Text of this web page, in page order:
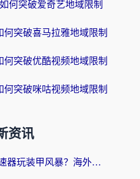
何突破爱奇艺地域限制
何突破喜马拉雅地域限制
何突破优酷视频地域限制
何突破咪咕视频地域限制
资讯
在美国用什么加速器玩装甲风暴？海外玩家亲测有效的国服游戏加速指南